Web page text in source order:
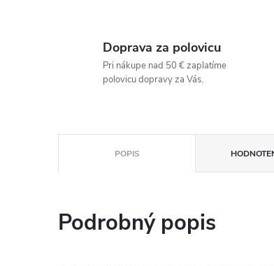
Doprava za polovicu
Pri nákupe nad 50 € zaplatíme
polovicu dopravy za Vás.
POPIS
Podrobný popis